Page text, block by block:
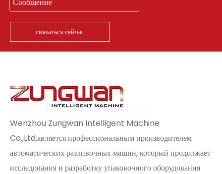
связаться сейчас
Wenzhou Zungwan Intelligent Machine
Co.,Ltd.является профессиональным производителем
автоматических разливочных машин, который продолжает
исследования и разработку упаковочного оборудования